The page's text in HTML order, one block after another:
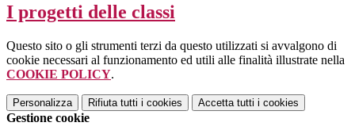
I progetti delle classi
Questo sito o gli strumenti terzi da questo utilizzati si avvalgono di
cookie necessari al funzionamento ed utili alle finalità illustrate nella
COOKIE POLICY.
Personalizza Rifiuta tutti i cookies Accetta tutti i cookies
Gestione cookie